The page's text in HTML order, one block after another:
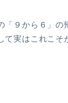
「９から６」
て実はこれこそ